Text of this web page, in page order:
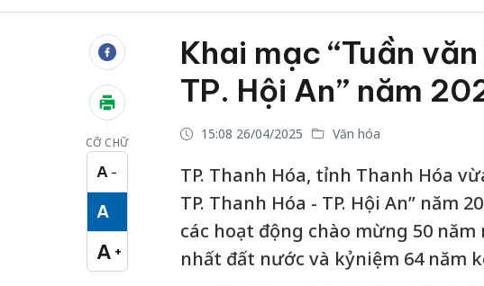
CỠ CHỮ
A −
Cỡ chữ nhỏ
A
Cỡ chữ vừa
A +
Cỡ chữ lớn
Khai mạc “Tuần
TP. Hội An” năm
15:08 26/04/2025 Văn hóa
TP. Thanh Hóa, tỉnh Thanh Hóa
TP. Thanh Hóa - TP. Hội An” năm
các hoạt động chào mừng 50
nhất đất nước và kỷniệm 64 năm